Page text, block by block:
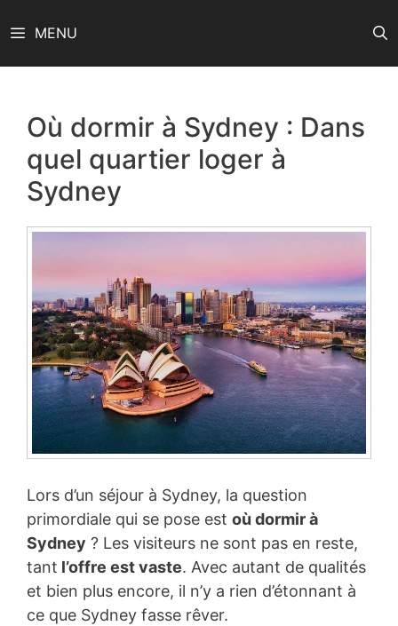
au
MENU
Où dormir à Sydney : Dans
quel quartier loger à
Sydney
Lors d’un séjour à Sydney, la question
primordiale qui se pose est où dormir à
Sydney ? Les visiteurs ne sont pas en reste,
tant l’offre est vaste. Avec autant de qualités
et bien plus encore, il n’y a rien d’étonnant à
ce que Sydney fasse rêver.